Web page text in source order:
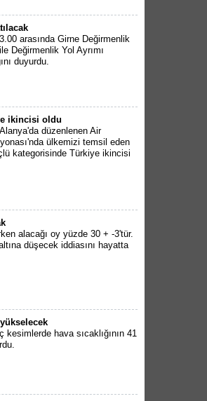
arasında Girne Değirmenlik
Değirmenlik Yol Ayrımı
duyurdu.
ikincisi oldu
düzenlenen Air
ülkemizi temsil eden
kategorisinde Türkiye ikincisi
alacağı oy yüzde 30 + -3'tür.
düşecek iddiasını hayatta
hava sıcaklığının 41